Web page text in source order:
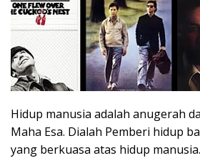
Hidup manusia adalah anugerah
Maha Esa. Dialah Pemberi hidup
yang berkuasa atas hidup